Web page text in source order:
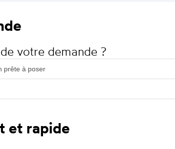
votre demande ?
et rapide